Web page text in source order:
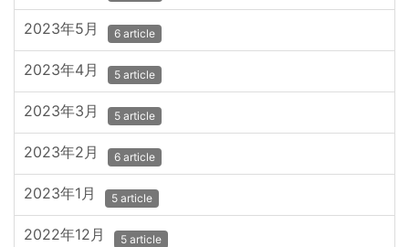
2023年5月 6 article
2023年4月 5 article
2023年3月 5 article
2023年2月 6 article
2023年1月 5 article
2022年12月 5 article